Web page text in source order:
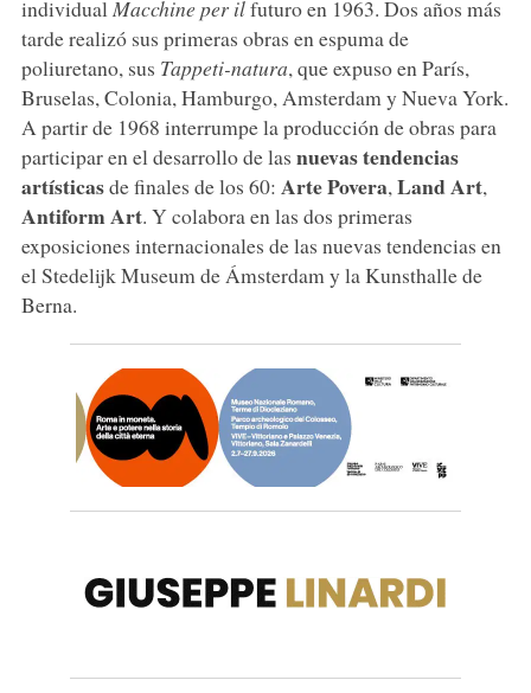
individual Macchine per ilfuturo en 1963. Dos años más
tarde realizó sus primeras obras en espuma de
poliuretano, sus Tappeti-natura, que expuso en París,
Bruselas, Colonia, Hamburgo, Amsterdam y Nueva York.
A partir de 1968 interrumpe la producción de obras para
participar en el desarrollo de las nuevas tendencias
artísticasde finales de los 60: Arte Povera,Land Art,
Antiform Art. Y colabora en las dos primeras
exposiciones internacionales de las nuevas tendencias en
el Stedelijk Museum de Ámsterdam y la Kunsthalle de
Berna.